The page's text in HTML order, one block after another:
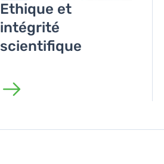
Ethique et
intégrité
scientifique